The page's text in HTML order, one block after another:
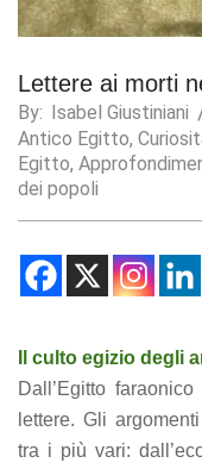
Lettere ai morti
By: Isabel Giustiniani
Antico Egitto,
Egitto,
dei popoli
Il culto egizio degli
Dall’Egitto
lettere. Gli
tra i più vari:
Statistics
us to
improve the
website's
functionality
and
structure,
based on
website is
used.
Experience
In order for
our website
as well as